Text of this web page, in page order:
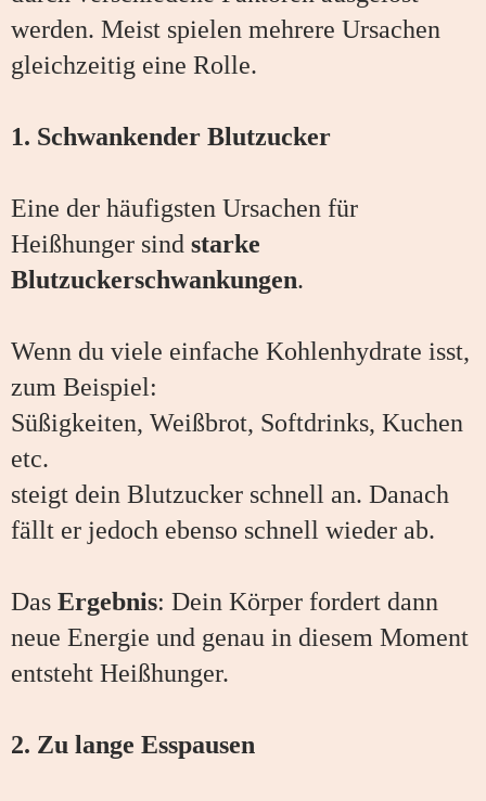
werden. Meist spielen mehrere Ursachen
gleichzeitig eine Rolle.
1. Schwankender Blutzucker
Eine der häufigsten Ursachen für
Heißhunger sind starke
Blutzuckerschwankungen.
Wenn du viele einfache Kohlenhydrate isst,
zum Beispiel:
Süßigkeiten, Weißbrot, Softdrinks, Kuchen
etc.
steigt dein Blutzucker schnell an. Danach
fällt er jedoch ebenso schnell wieder ab.
Das Ergebnis: Dein Körper fordert dann
neue Energie und genau in diesem Moment
entsteht Heißhunger.
2. Zu lange Esspausen